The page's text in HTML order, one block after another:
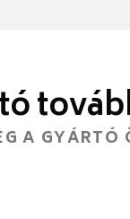
A GYÁRTÓ